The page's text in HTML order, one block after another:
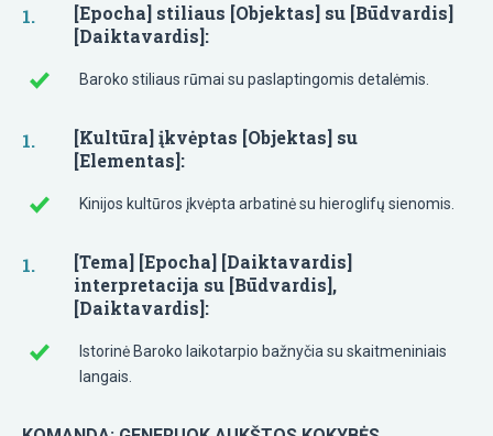
[Epocha] stiliaus [Objektas] su [Būdvardis]
[Daiktavardis]:
Baroko stiliaus rūmai su paslaptingomis detalėmis.
[Kultūra] įkvėptas [Objektas] su
[Elementas]:
Kinijos kultūros įkvėpta arbatinė su hieroglifų sienomis.
[Tema] [Epocha] [Daiktavardis]
interpretacija su [Būdvardis],
[Daiktavardis]:
Istorinė Baroko laikotarpio bažnyčia su skaitmeniniais
langais.